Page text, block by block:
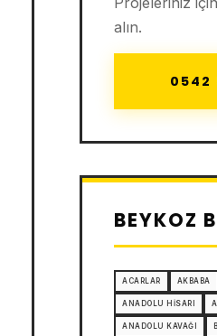
alın.
0542
BEYKOZ
ACARLAR AKBABA
ANADOLU HISARI
ANADOLU KAVAĞI